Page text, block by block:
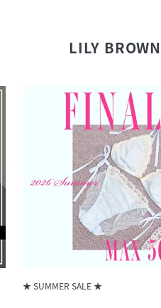
LILY BROWN
★ SUMMER SALE ★